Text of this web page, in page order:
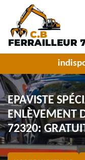
EPAVISTE
ENLÈVEMENT
72320: